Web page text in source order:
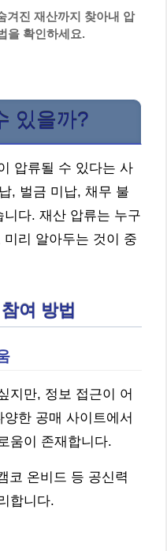
겨진 재산까지 찾아내 압
을 확인하세요.
있을까?
압류될 수 있다는 사
, 벌금 미납, 채무 불
다. 재산 압류는 누구
리 알아두는 것이 중
여 방법
지만, 정보 접근이 어
한 공매 사이트에서
움이 존재합니다.
코 온비드 등 공신력
합니다.